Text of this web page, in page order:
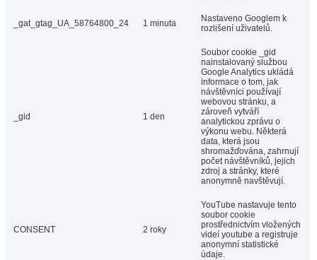
_gat_gtag_UA_58764800_24 1 minuta
Nastaveno Googlem k
rozlišení uživatelů.
_gid 1 den
Soubor cookie _gid
nainstalovaný službou
Google Analytics ukládá
informace o tom, jak
návštěvníci používají
webovou stránku, a
zároveň vytváří
analytickou zprávu o
výkonu webu. Některá
data, která jsou
shromažďována, zahrnují
počet návštěvníků, jejich
zdroj a stránky, které
anonymně navštěvují.
CONSENT 2 roky
YouTube nastavuje tento
soubor cookie
prostřednictvím vložených
videí youtube a registruje
anonymní statistické
údaje.